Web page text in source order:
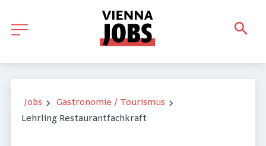
Jobs
Gastronomie / Tourismus
Lehrling Restaurantfachkraft